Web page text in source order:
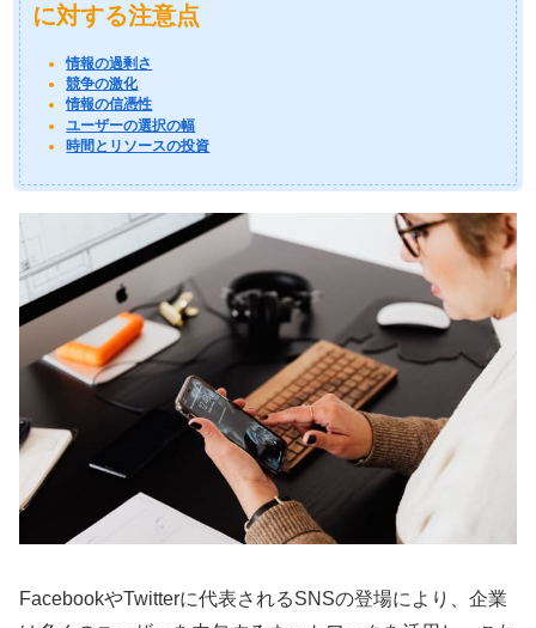
に対する注意点
情報の過剰さ
競争の激化
情報の信憑性
ユーザーの選択の幅
時間とリソースの投資
FacebookやTwitterに代表されるSNSの登場により、企業